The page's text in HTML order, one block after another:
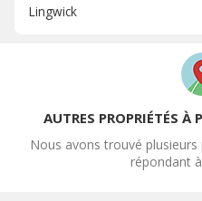
Lingwick
AUTRES PROPRIÉTÉS
Nous avons trouvé
répondant